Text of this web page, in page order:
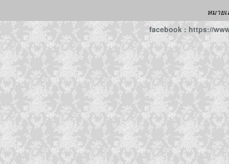
หมาย
facebook : https://